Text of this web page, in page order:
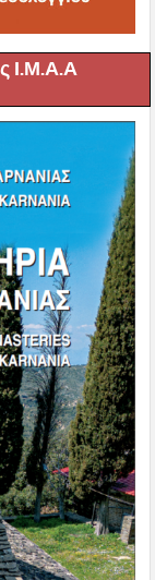
Ι.Μ.Α.Α